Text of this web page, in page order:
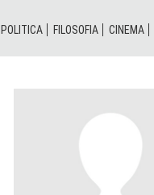
POLITICA FILOSOFIA CINEMA